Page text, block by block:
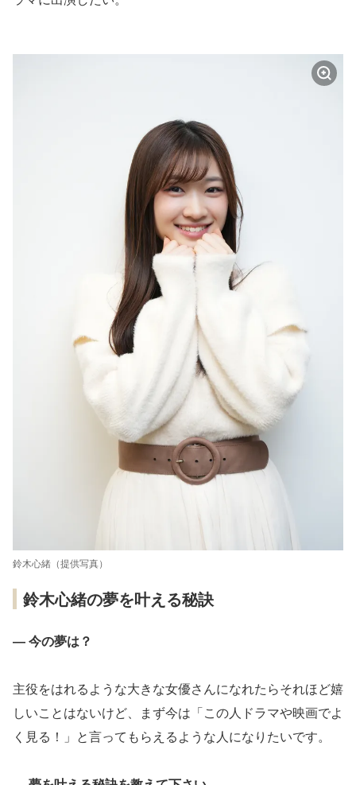
鈴木心緒（提供写真）
鈴木心緒の夢を叶える秘訣
― 今の夢は？
主役をはれるような大きな女優さんになれたらそれほど嬉
しいことはないけど、まず今は「この人ドラマや映画でよ
く見る！」と言ってもらえるような人になりたいです。